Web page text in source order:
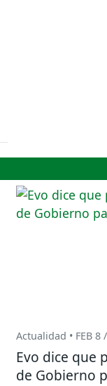
Actualidad • FEB 8
Evo dice que
de Gobierno